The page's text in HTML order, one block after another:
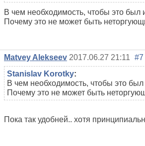
В чем необходимость, чтобы это был
Почему это не может быть
Matvey Alekseev 2017.06.27 21:11 #7
Stanislav Korotky:
В чем необходимость, чтобы это
Почему это не может быть
Пока так удобней.. хотя